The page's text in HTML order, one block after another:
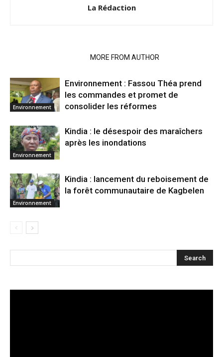
La Rédaction
MORE FROM AUTHOR
Environnement
Environnement : Fassou Théa prend
les commandes et promet de
consolider les réformes
Environnement
Kindia : le désespoir des maraîchers
après les inondations
Environnement
Kindia : lancement du reboisement de
la forêt communautaire de Kagbelen